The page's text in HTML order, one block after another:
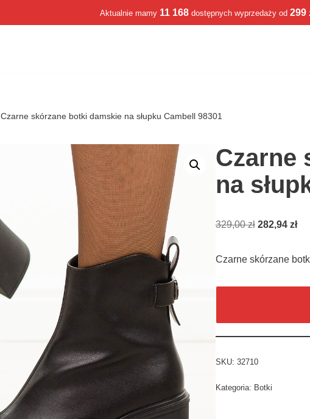
Aktualnie mamy 11 168 dostępnych wyprzedaży od 299
Czarne skórzane botki damskie na słupku Cambell 98301
Czarne
na
329,00zł 282,94 zł
Czarne skórzane
SKU: 32710
Kategoria: Botki